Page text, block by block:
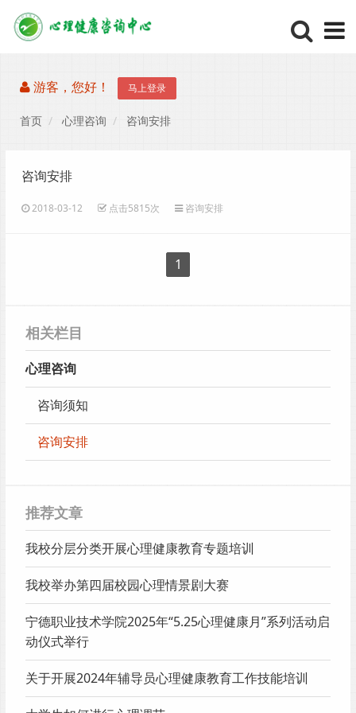
游客，您好！ 马上登录
首页 心理咨询 咨询安排
咨询安排
2018-03-12 点击5815次 咨询安排
1
相关栏目
心理咨询
咨询须知
咨询安排
推荐文章
我校分层分类开展心理健康教育专题培训
我校举办第四届校园心理情景剧大赛
宁德职业技术学院2025年“5.25心理健康月”系列活动启
动仪式举行
关于开展2024年辅导员心理健康教育工作技能培训